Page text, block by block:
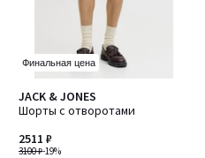
Финальная цена
JACK & JONES
Шорты с отворотами
3100 ₽-19%
2511 ₽
5
/
Количество
цветов:
2